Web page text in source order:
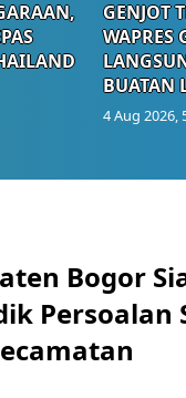
GENJOT
WAPRES
BUATAN
4 Aug 2026,
Bogor
Persoalan